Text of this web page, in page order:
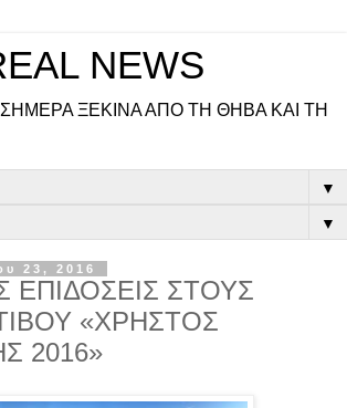
NEWS
ΞΕΚΙΝΑ ΑΠΟ ΤΗ ΘΗΒΑ ΚΑΙ ΤΗ
▼
▼
23, 2016
ΕΠΙΔΟΣΕΙΣ ΣΤΟΥΣ
«ΧΡΗΣΤΟΣ
2016»